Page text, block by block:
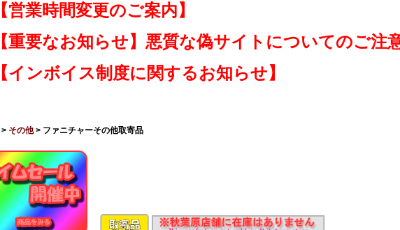
【営業時間変更のご案内】
【重要なお知らせ】悪質な偽サイトについてのご注
【インボイス制度に関するお知らせ】
> その他> ファニチャーその他取寄品